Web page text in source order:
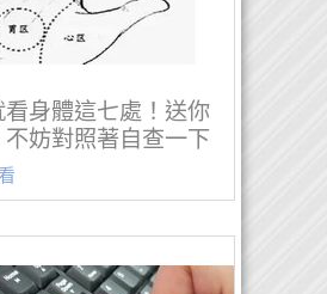
身體這七處！送你
妨對照著自查一下